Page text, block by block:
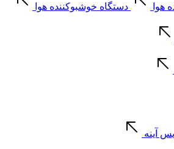
هوا دستگاه خوشبوکننده هوا
آینه